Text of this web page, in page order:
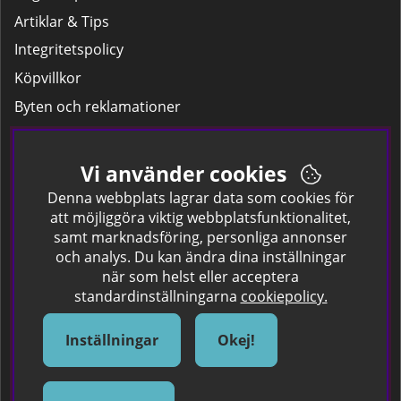
Artiklar & Tips
Integritetspolicy
Köpvillkor
Byten och reklamationer
Leverans
Hitta färgkoden på bilen.
Företagskund
Om oss
Om Spraycan
IKEA Färger
Sök Säkerhetsdatablad
Samarbete / Dyhrs Garage
Vi använder cookies
Denna webbplats lagrar data som cookies för
att möjliggöra viktig webbplatsfunktionalitet,
samt marknadsföring, personliga annonser
och analys. Du kan ändra dina inställningar
när som helst eller acceptera
standardinställningarna cookiepolicy.
Inställningar Okej!